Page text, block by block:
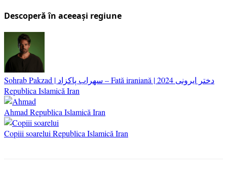
Descoperă în aceeași regiune
Sohrab Pakzad | سهراب پاکزاد – Fată iraniană | دختر ایرونی 2024
Republica Islamică Iran
AhmadRepublica Islamică Iran
Copiii soareluiRepublica Islamică Iran